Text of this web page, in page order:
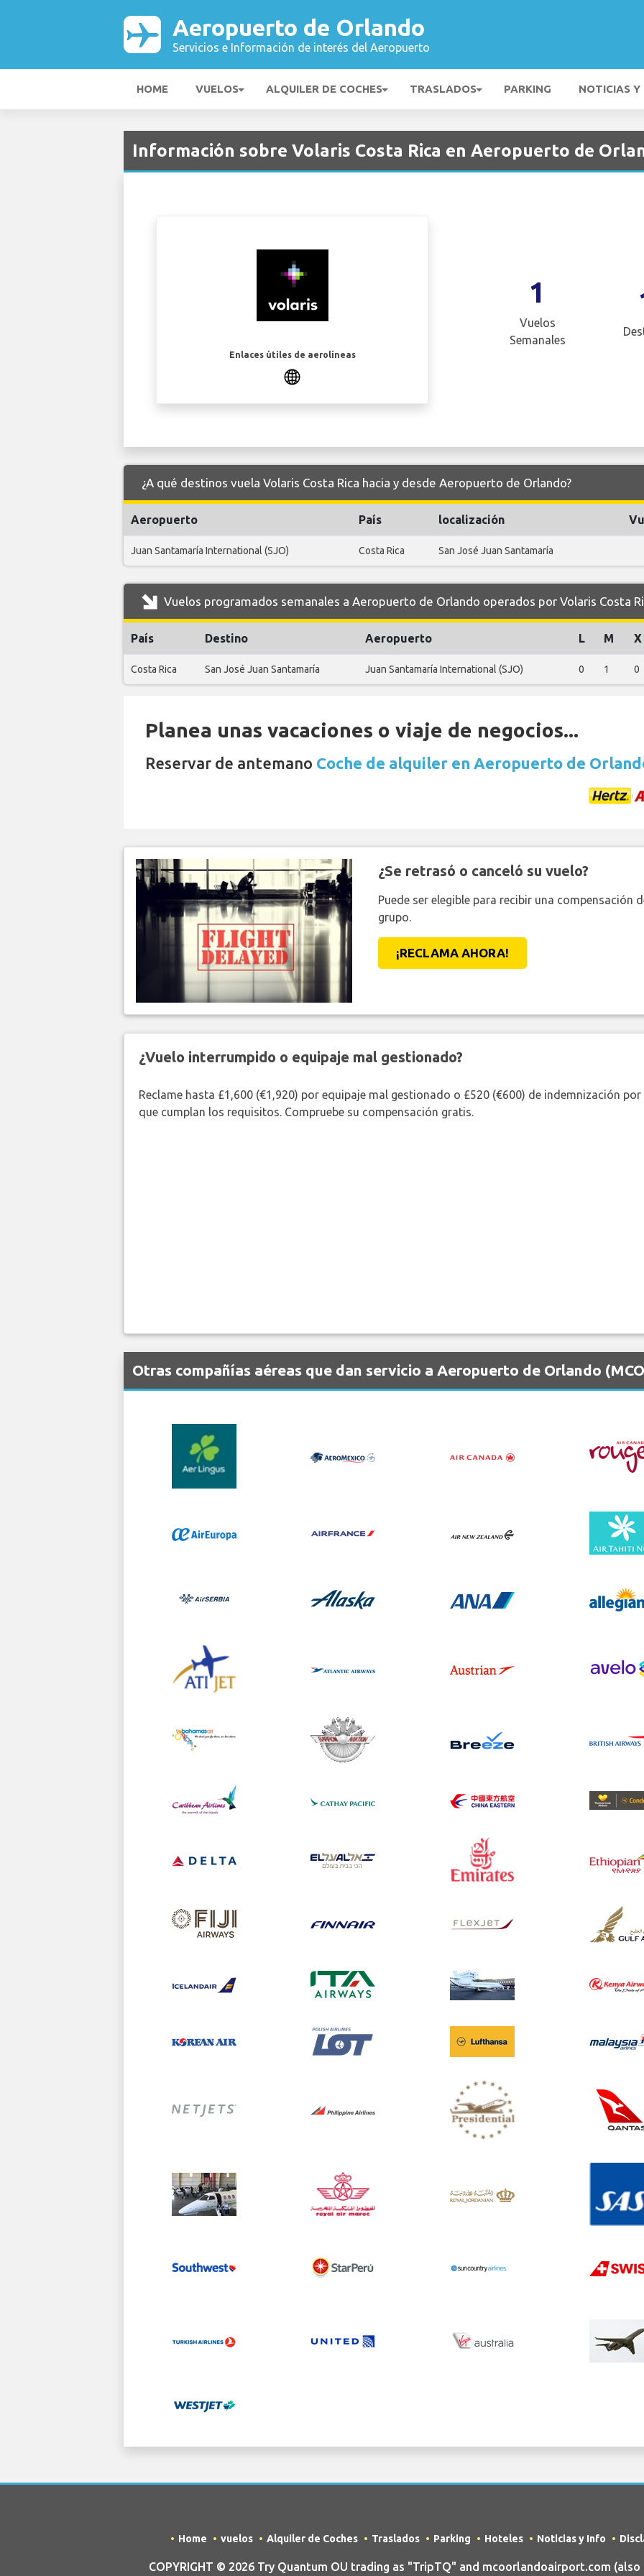
Aeropuerto de Orlando
Servicios e Información de interés del Aeropuerto
HOME VUELOS ALQUILER DE COCHES TRASLADOS PARKING NOTICIAS Y
Información sobre Volaris Costa Rica en Aeropuerto de
Enlaces útiles de aerolíneas
1
Vuelos
Semanales
¿A qué destinos vuela Volaris Costa Rica hacia y desde Aeropuerto de Orlando?
Aeropuerto País localización
Juan Santamaría International (SJO) Costa Rica San José Juan Santamaría
Vuelos programados semanales a Aeropuerto de Orlando operados por Volaris Costa
País Destino Aeropuerto L M X
Costa Rica San José Juan Santamaría Juan Santamaría International (SJO) 0 1 0
Planea unas vacaciones o viaje de negocios...
Reservar de antemano Coche de alquiler en Aeropuerto de
¿Se retrasó o canceló su vuelo?
Puede ser elegible para recibir una compensación
grupo.
¡RECLAMA AHORA!
¿Vuelo interrumpido o equipaje mal gestionado?
Reclame hasta £1,600 (€1,920) por equipaje mal gestionado o £520 (€600) de indemnización
que cumplan los requisitos. Compruebe su compensación gratis.
Otras compañías aéreas que dan servicio a Aeropuerto de Orlando
Home vuelos Alquiler de Coches Traslados Parking Hoteles Noticias y Info
COPYRIGHT © 2026 Try Quantum OU trading as "TripTQ" and mcoorlandoairport.com